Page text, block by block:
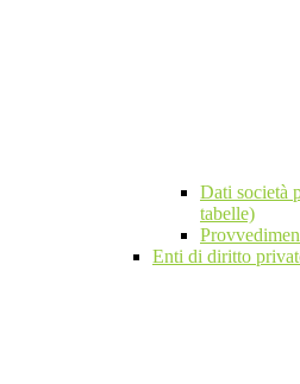
Dati società
tabelle)
Enti di diritto